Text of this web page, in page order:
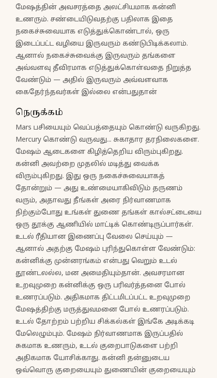
மேஷத்தின் அவசரத்தை அலட்சியமாக கன்னி
உணரும். சண்டையிடுவதற்கு பதிலாக இதை
நகைச்சுவையாக எடுத்துக்கொண்டால், ஒரு
இடைப்பட்ட வழியை இருவரும் கண்டுபிடிக்கலாம்.
ஆனால் நகைச்சுவைக்கு இருவரும் தங்களை
அவ்வளவு தீவிரமாக எடுத்துக்கொள்வதை நிறுத்த
வேண்டும் — அதில் இருவரும் அவ்வளவாக
கைதேர்ந்தவர்கள் இல்லை என்பதுதான்
நெருக்கம்
Mars பசியையும் வெப்பத்தையும் கொண்டு வருகிறது.
Mercury கொண்டு வருவது... சுகாதார தரநிலைகளை.
மேஷம் ஆடைகளை கிழித்தெறிய விரும்புகிறது.
கன்னி அவற்றை முதலில் மடித்து வைக்க
விரும்புகிறது. இது ஒரு நகைச்சுவையாகத்
தோன்றும் — அது உண்மையாகிவிடும் தருணம்
வரும், அதாவது நீங்கள் அரை நிர்வாணமாக
நிற்கும்போது உங்கள் துணை தங்கள் கால்சட்டையை
ஒரு தூக்கு ஆணியில் மாட்டிக் கொண்டிருப்பார்கள்.
உடல் ரீதியான இணைப்பு வேலை செய்யும் —
ஆனால் அதற்கு மேஷம் புரிந்துகொள்ள வேண்டும்:
கன்னிக்கு முன்னரங்கம் என்பது வெறும் உடல்
தூண்டலல்ல, மன அமைதியும்தான். அவசரமான
உறவுமுறை கன்னிக்கு ஒரு பரிவர்த்தனை போல்
உணரப்படும். அதிகமாக திட்டமிடப்பட்ட உறவுமுறை
மேஷத்திற்கு மருத்துவமனை போல் உணரப்படும்.
உடல் தோற்றம் பற்றிய சிக்கல்கள் இங்கே அடிக்கடி
மேலெழும்பும். மேஷம் நிர்வாணமாக இருப்பதில்
சுகமாக உணரும், உடல் குறைபாடுகளை பற்றி
அதிகமாக யோசிக்காது. கன்னி தன்னுடைய
ஒவ்வொரு குறையையும் துணையின் குறையையும்